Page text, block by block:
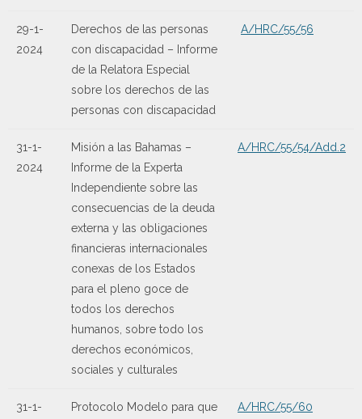
29-1-
2024
Derechos de las personas
con discapacidad – Informe
de la Relatora Especial
sobre los derechos de las
personas con discapacidad
A/HRC/55/56
31-1-
2024
Misión a las Bahamas –
Informe de la Experta
Independiente sobre las
consecuencias de la deuda
externa y las obligaciones
financieras internacionales
conexas de los Estados
para el pleno goce de
todos los derechos
humanos, sobre todo los
derechos económicos,
sociales y culturales
A/HRC/55/54/Add.2
31-1-
Protocolo Modelo para que
A/HRC/55/60